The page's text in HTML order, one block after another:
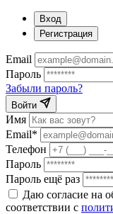
Вход
Регистрация
Email
Пароль
Забыли пароль?
Войти
Имя
Email*
Телефон
Пароль
Пароль ещё раз
Даю согласие на
соответствии с